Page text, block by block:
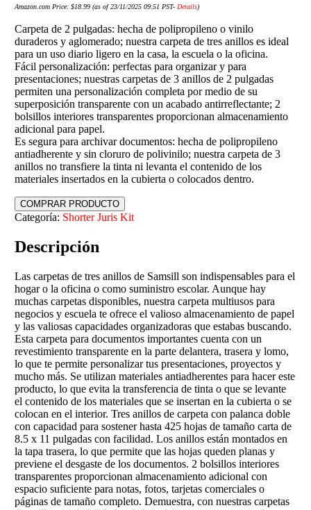
Amazon.com Price:$18.99 (as of 23/11/2025 09:51 PST- Details)
Carpeta de 2 pulgadas: hecha de polipropileno o vinilo
duraderos y aglomerado; nuestra carpeta de tres anillos es ideal
para un uso diario ligero en la casa, la escuela o la oficina.
Fácil personalización: perfectas para organizar y para
presentaciones; nuestras carpetas de 3 anillos de 2 pulgadas
permiten una personalización completa por medio de su
superposición transparente con un acabado antirreflectante; 2
bolsillos interiores transparentes proporcionan almacenamiento
adicional para papel.
Es segura para archivar documentos: hecha de polipropileno
antiadherente y sin cloruro de polivinilo; nuestra carpeta de 3
anillos no transfiere la tinta ni levanta el contenido de los
materiales insertados en la cubierta o colocados dentro.
COMPRAR PRODUCTO
Categoría: Shorter Juris Kit
Descripción
Las carpetas de tres anillos de Samsill son indispensables para el
hogar o la oficina o como suministro escolar. Aunque hay
muchas carpetas disponibles, nuestra carpeta multiusos para
negocios y escuela te ofrece el valioso almacenamiento de papel
y las valiosas capacidades organizadoras que estabas buscando.
Esta carpeta para documentos importantes cuenta con un
revestimiento transparente en la parte delantera, trasera y lomo,
lo que te permite personalizar tus presentaciones, proyectos y
mucho más. Se utilizan materiales antiadherentes para hacer este
producto, lo que evita la transferencia de tinta o que se levante
el contenido de los materiales que se insertan en la cubierta o se
colocan en el interior. Tres anillos de carpeta con palanca doble
con capacidad para sostener hasta 425 hojas de tamaño carta de
8.5 x 11 pulgadas con facilidad. Los anillos están montados en
la tapa trasera, lo que permite que las hojas queden planas y
previene el desgaste de los documentos. 2 bolsillos interiores
transparentes proporcionan almacenamiento adicional con
espacio suficiente para notas, fotos, tarjetas comerciales o
páginas de tamaño completo. Demuestra, con nuestras carpetas